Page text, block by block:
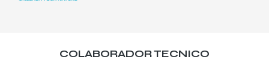
COLABORADOR TECNICO